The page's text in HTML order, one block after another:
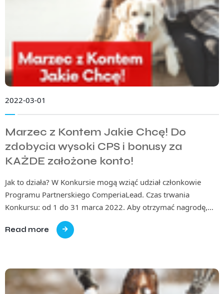
2022-03-01
Marzec z Kontem Jakie Chcę! Do
zdobycia wysoki CPS i bonusy za
KAŻDE założone konto!
Jak to działa? W Konkursie mogą wziąć udział członkowie
Programu Partnerskiego ComperiaLead. Czas trwania
Konkursu: od 1 do 31 marca 2022. Aby otrzymać nagrodę,…
Read more